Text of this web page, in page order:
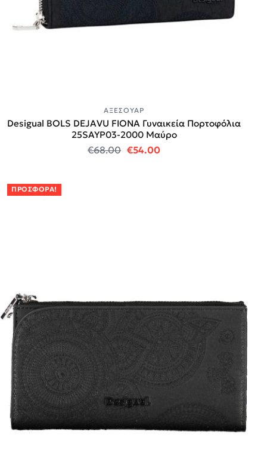
ΑΞΕΣΟΥΆΡ
Desigual BOLS DEJAVU FIONA Γυναικεία Πορτοφόλια
25SAYP03-2000 Μαύρο
€68.00 Original price was: €68.00.
€54.00Η τρέχουσα τιμή
ΠΡΟΣΦΟΡΆ!